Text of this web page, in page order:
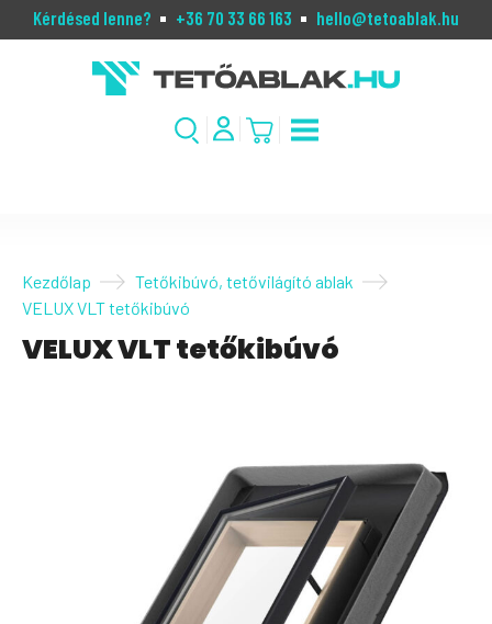
Kérdésed lenne? +36 70 33 66 163 hello@tetoablak.hu
Kezdőlap
Tetőkibúvó, tetővilágító ablak
VELUX VLT tetőkibúvó
VELUX VLT tetőkibúvó